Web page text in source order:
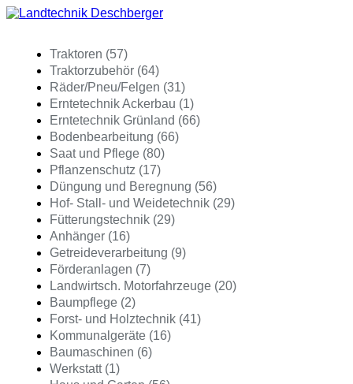
Traktoren (57)
Traktorzubehör (64)
Räder/Pneu/Felgen (31)
Erntetechnik Ackerbau (1)
Erntetechnik Grünland (66)
Bodenbearbeitung (66)
Saat und Pflege (80)
Pflanzenschutz (17)
Düngung und Beregnung (56)
Hof- Stall- und Weidetechnik (29)
Fütterungstechnik (29)
Anhänger (16)
Getreideverarbeitung (9)
Förderanlagen (7)
Landwirtsch. Motorfahrzeuge (20)
Baumpflege (2)
Forst- und Holztechnik (41)
Kommunalgeräte (16)
Baumaschinen (6)
Werkstatt (1)